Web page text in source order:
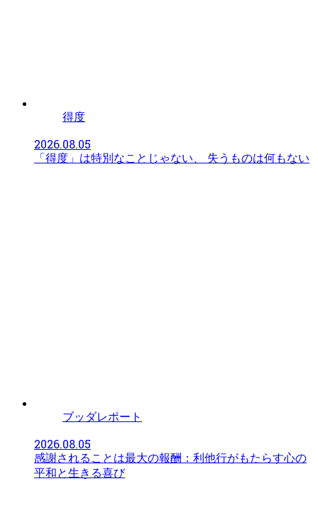
得度
2026.08.05
「得度」は特別なことじゃない、 失うものは何もない
ブッダレポート
2026.08.05
感謝されることは最大の報酬：利他行がもたらす心の
平和と生きる喜び